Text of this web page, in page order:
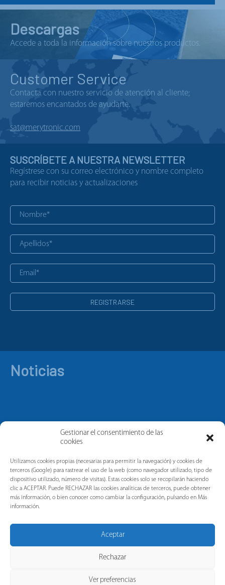
Gestionar el consentimiento de las
cookies
Utilizamos cookies propias (necesarias para permitir la navegación) y cookies de
terceros (Google) para rastrear el uso de la web (como navegador utilizado, tipo de
dispositivo utilizado, número de visitas). Estas cookies solo se recopilarán haciendo
clic a ACEPTAR. Puede RECHAZAR las cookies analíticas de terceros, puede obtener
más información, o bien conocer como cambiar la configuración, pulsando en Más
información.
Aceptar
Rechazar
Ver preferencias
Descargas
Accede a toda la información sobre nuestros productos.
Customer Service
Contacta con nuestro servicio de atención al cliente;
estaremos encantados de ayudarte.
sat@merytronic.com
SUSCRÍBETE A NUESTRA NEWSLETTER
Regístrese con su correo electrónico y nombre completo
para recibir noticias y actualizaciones
Noticias